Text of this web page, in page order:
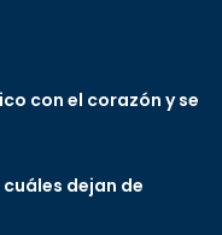
con el corazón y se
dejan de